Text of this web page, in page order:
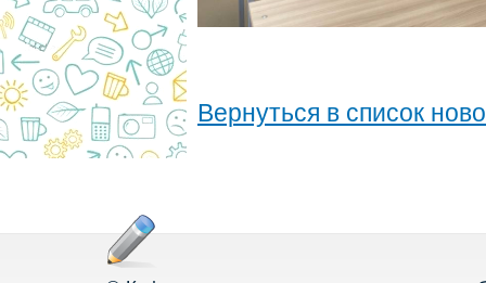
Вернуться в список